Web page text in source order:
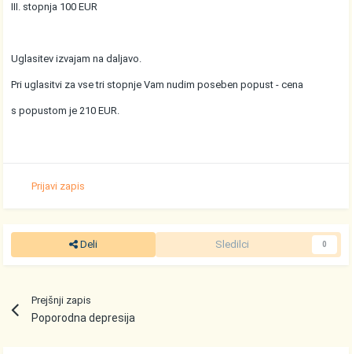
III. stopnja 100 EUR
Uglasitev izvajam na daljavo.
Pri uglasitvi za vse tri stopnje Vam nudim poseben popust - cena
s popustom je 210 EUR.
Prijavi zapis
Deli Sledilci 0
Prejšnji zapis
Poporodna depresija